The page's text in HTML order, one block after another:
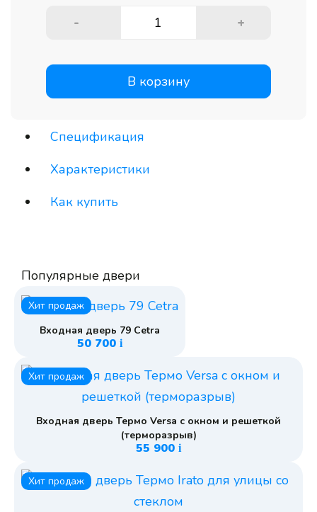
- +
В корзину
Спецификация
Характеристики
Как купить
Популярные двери
Хит продаж
Входная дверь 79 Cetra
50 700 i
Хит продаж
Входная дверь Термо Versa с окном и решеткой
(терморазрыв)
55 900 i
Хит продаж